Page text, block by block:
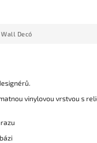
Wall Decó
vinylovou vrstvou s